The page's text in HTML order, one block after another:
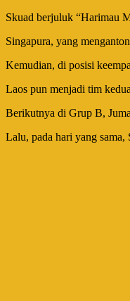
Skuad berjuluk “Harimau
Singapura, yang
Kemudian, di posisi
Laos pun menjadi tim
Berikutnya di Grup B,
Lalu, pada hari yang sama,